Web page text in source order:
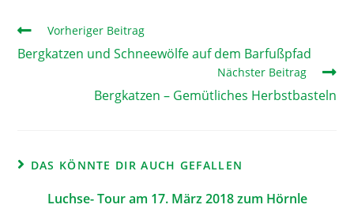
Vorheriger Beitrag
Bergkatzen und Schneewölfe auf dem Barfußpfad
Nächster Beitrag
Bergkatzen – Gemütliches Herbstbasteln
DAS KÖNNTE DIR AUCH GEFALLEN
Luchse- Tour am 17. März 2018 zum Hörnle